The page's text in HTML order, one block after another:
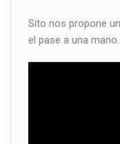
Sito nos propone
el pase a una mano.